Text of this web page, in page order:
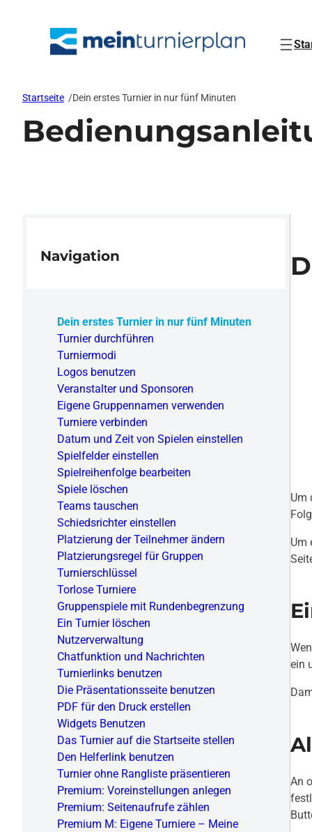
Startseite /Dein erstes Turnier in nur fünf Minuten
Navigation
Dein erstes Turnier in nur fünf Minuten
Turnier durchführen
Turniermodi
Logos benutzen
Veranstalter und Sponsoren
Eigene Gruppennamen verwenden
Turniere verbinden
Datum und Zeit von Spielen einstellen
Spielfelder einstellen
Spielreihenfolge bearbeiten
Spiele löschen
Teams tauschen
Schiedsrichter einstellen
Platzierung der Teilnehmer ändern
Platzierungsregel für Gruppen
Turnierschlüssel
Torlose Turniere
Gruppenspiele mit Rundenbegrenzung
Ein Turnier löschen
Nutzerverwaltung
Chatfunktion und Nachrichten
Turnierlinks benutzen
Die Präsentationsseite benutzen
PDF für den Druck erstellen
Widgets Benutzen
Das Turnier auf die Startseite stellen
Den Helferlink benutzen
Turnier ohne Rangliste präsentieren
Premium: Voreinstellungen anlegen
Premium: Seitenaufrufe zählen
Premium M: Eigene Turniere – Meine
Um
Um
ein
An